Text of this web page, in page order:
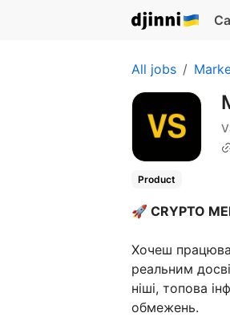
All jobs
Product
🚀 CRYPTO
Хочеш
реальним
ніші, топова
обмежень.